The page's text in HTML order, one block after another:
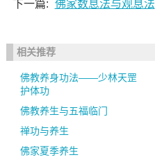
下一篇: 佛家数息法与观息法
相关推荐
佛教养身功法——少林天罡
护体功
佛教养生与五福临门
禅功与养生
佛家夏季养生